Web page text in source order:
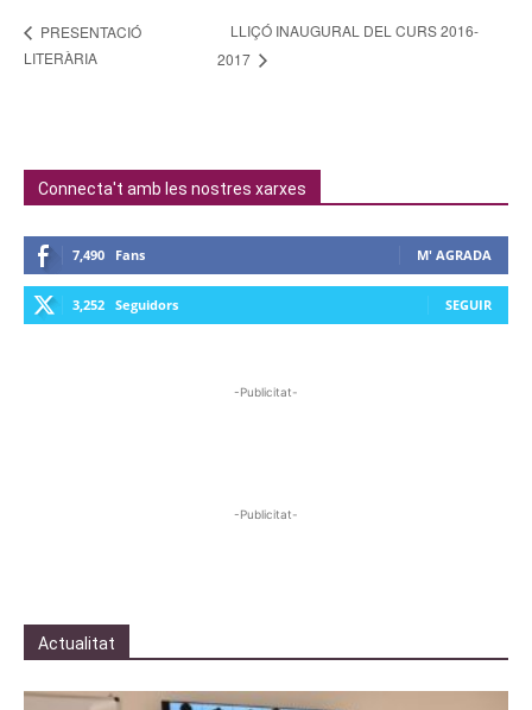
PRESENTACIÓ
LITERÀRIA
LLIÇÓ INAUGURAL DEL CURS 2016-
2017
Connecta't amb les nostres xarxes
7,490 Fans M' AGRADA
3,252 Seguidors SEGUIR
-Publicitat-
-Publicitat-
Actualitat